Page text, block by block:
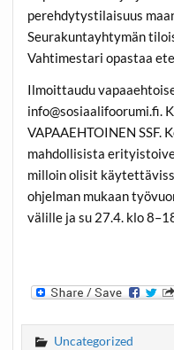
perehdytystilaisuus
Seurakuntayhtymän
Vahtimestari opastaa
Ilmoittaudu
info@sosiaalifoorumi.fi.
VAPAAEHTOINEN
mahdollisista
milloin olisit
ohjelman mukaan
välille ja su 27.4. klo
Uncategorized